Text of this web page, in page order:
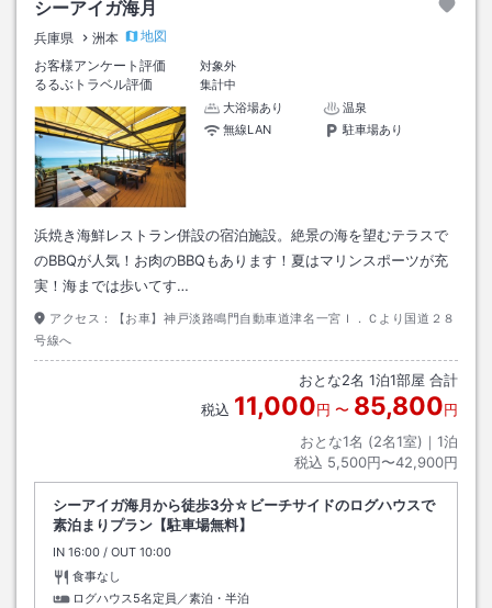
シーアイガ海月
兵庫県 洲本
地図
お客様アンケート評価
対象外
るるぶトラベル評価
集計中
大浴場あり
温泉
無線LAN
駐車場あり
浜焼き海鮮レストラン併設の宿泊施設。絶景の海を望むテラスで
のBBQが人気！お肉のBBQもあります！夏はマリンスポーツが充
実！海までは歩いてす…
アクセス：
【お車】神戸淡路鳴門自動車道津名一宮Ｉ．Ｃより国道２８
号線へ
おとな2名 1泊1部屋 合計
税込 11,000円 〜 85,800円
おとな1名 (2名1室)｜ 1泊
税込 5,500円〜42,900円
シーアイガ海月から徒歩3分☆ビーチサイドのログハウスで
素泊まりプラン【駐車場無料】
IN チェックイン
16:00 / OUT チェックアウト
10:00
食事なし
ログハウス5名定員／素泊・半泊